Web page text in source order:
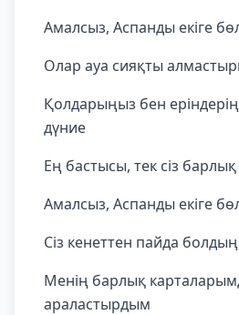
Амалсыз, Аспанды екіге
Олар ауа сияқты
Қолдарыңыз бен
дүние
Ең бастысы, тек сіз барлық
Амалсыз, Аспанды екіге
Сіз кенеттен пайда
Менің барлық
араластырдым